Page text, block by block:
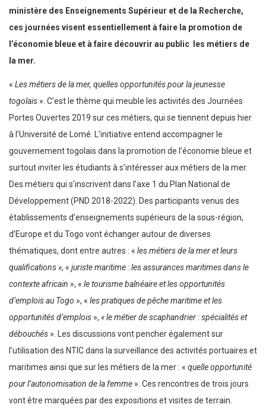
ministère des Enseignements Supérieur et de la Recherche,
ces journées visent essentiellement à faire la promotion de
l’économie bleue et à faire découvrir au public les métiers de
la mer.
« Les métiers de la mer, quelles opportunités pour la jeunesse
togolais ». C’est le thème qui meuble les activités des Journées
Portes Ouvertes 2019 sur ces métiers, qui se tiennent depuis hier
à l’Université de Lomé. L’initiative entend accompagner le
gouvernement togolais dans la promotion de l’économie bleue et
surtout inviter les étudiants à s’intéresser aux métiers de la mer.
Des métiers qui s’inscrivent dans l’axe 1 du Plan National de
Développement (PND 2018-2022). Des participants venus des
établissements d’enseignements supérieurs de la sous-région,
d’Europe et du Togo vont échanger autour de diverses
thématiques, dont entre autres : « les métiers de la mer et leurs
qualifications », « juriste maritime : les assurances maritimes dans le
contexte africain », « le tourisme balnéaire et les opportunités
d’emplois au Togo », « les pratiques de pêche maritime et les
opportunités d’emplois », « le métier de scaphandrier : spécialités et
débouchés ». Les discussions vont pencher également sur
l’utilisation des NTIC dans la surveillance des activités portuaires et
maritimes ainsi que sur les métiers de la mer : « quelle opportunité
pour l’autonomisation de la femme ». Ces rencontres de trois jours
vont être marquées par des expositions et visites de terrain.